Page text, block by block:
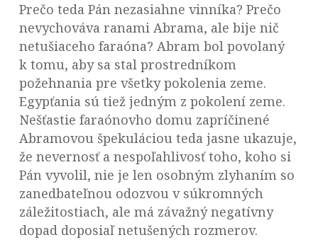
Prečo teda Pán nezasiahne vinníka? Prečo
nevychováva ranami Abrama, ale bije nič
netušiaceho faraóna? Abram bol povolaný
k tomu, aby sa stal prostredníkom
požehnania pre všetky pokolenia zeme.
Egypťania sú tiež jedným z pokolení zeme.
Nešťastie faraónovho domu zapríčinené
Abramovou špekuláciou teda jasne ukazuje,
že nevernosť a nespoľahlivosť toho, koho si
Pán vyvolil, nie je len osobným zlyhaním so
zanedbateľnou odozvou v súkromných
záležitostiach, ale má závažný negatívny
dopad doposiaľ netušených rozmerov.